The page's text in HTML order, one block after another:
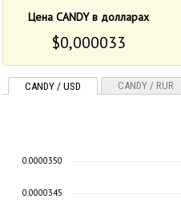
Цена CANDY в долларах
$0,000033
CANDY / USD CANDY / RUR
0.0000345
0.0000350